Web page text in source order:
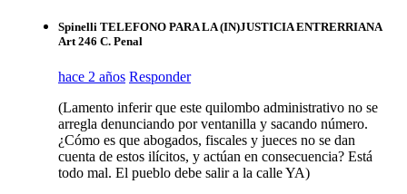
Spinelli TELEFONO PARA LA (IN)JUSTICIA ENTRERRIANA
Art 246 C. Penal
hace 2 años Responder
(Lamento inferir que este quilombo administrativo no se
arregla denunciando por ventanilla y sacando número.
¿Cómo es que abogados, fiscales y jueces no se dan
cuenta de estos ilícitos, y actúan en consecuencia? Está
todo mal. El pueblo debe salir a la calle YA)